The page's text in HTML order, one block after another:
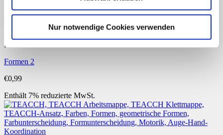
Nur notwendige Cookies verwenden
Schnellansicht
Downloads
Formen 2
€0,99
Enthält 7% reduzierte MwSt.